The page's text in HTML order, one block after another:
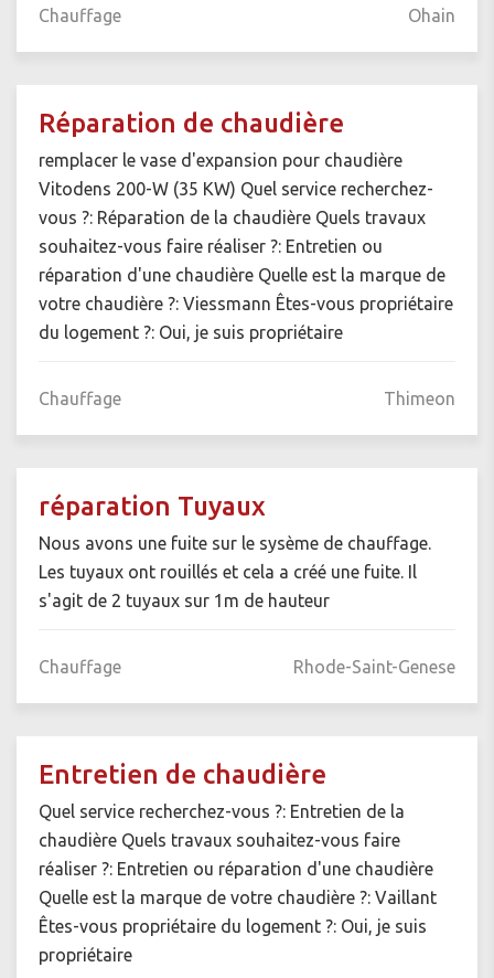
Chauffage Ohain
Réparation de chaudière
remplacer le vase d'expansion pour chaudière
Vitodens 200-W (35 KW) Quel service recherchez-
vous ?: Réparation de la chaudière Quels travaux
souhaitez-vous faire réaliser ?: Entretien ou
réparation d'une chaudière Quelle est la marque de
votre chaudière ?: Viessmann Êtes-vous propriétaire
du logement ?: Oui, je suis propriétaire
Chauffage Thimeon
réparation Tuyaux
Nous avons une fuite sur le sysème de chauffage.
Les tuyaux ont rouillés et cela a créé une fuite. Il
s'agit de 2 tuyaux sur 1m de hauteur
Chauffage Rhode-Saint-Genese
Entretien de chaudière
Quel service recherchez-vous ?: Entretien de la
chaudière Quels travaux souhaitez-vous faire
réaliser ?: Entretien ou réparation d'une chaudière
Quelle est la marque de votre chaudière ?: Vaillant
Êtes-vous propriétaire du logement ?: Oui, je suis
propriétaire